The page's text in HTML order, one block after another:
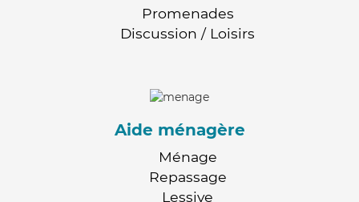
Promenades
Discussion / Loisirs
Aide ménagère
Ménage
Repassage
Lessive